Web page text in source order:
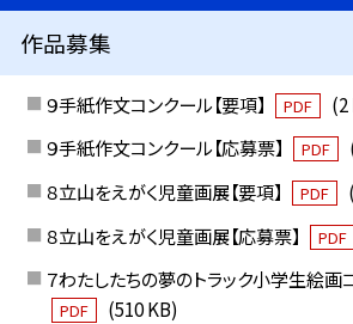
作品募集
９手紙作文コンクール【要項】 PDF
(2
９手紙作文コンクール【応募票】
PDF
８立山をえがく児童画展【要項】
PDF
８立山をえがく児童画展【応募票】
PDF
７わたしたちの夢のトラック小学生絵画
PDF
(510 KB)